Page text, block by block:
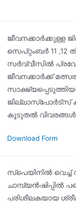
ജീവനക്കാർക്കുള്ള
സെപ്റ്റംബർ 11 ,12
സർവ്വീസിൽ
ജീവനക്കാർക്ക്
ജില്ലാസ്‌പോർട്സ്
കൂടുതൽ
Download Form
സ്പെയിനിൽ വെച്ച്
ചാമ്പ്യൻഷിപ്പിൽ
പരിശീലകയായ